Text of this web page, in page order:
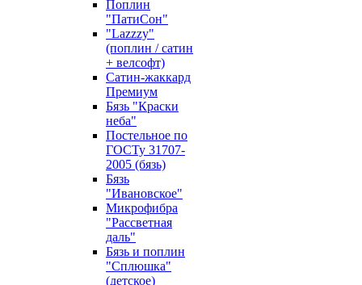
Поплин
"ПатиСон"
"Lazzzy"
(поплин / сатин
+ велсофт)
Сатин-жаккард
Премиум
Бязь "Краски
неба"
Постельное по
ГОСТу 31707-
2005 (бязь)
Бязь
"Ивановское"
Микрофибра
"Рассветная
даль"
Бязь и поплин
"Сплюшка"
(детское)